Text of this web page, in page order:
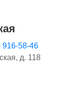
916-58-46
д. 118